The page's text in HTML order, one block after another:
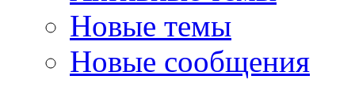
Новые темы
Новые сообщения